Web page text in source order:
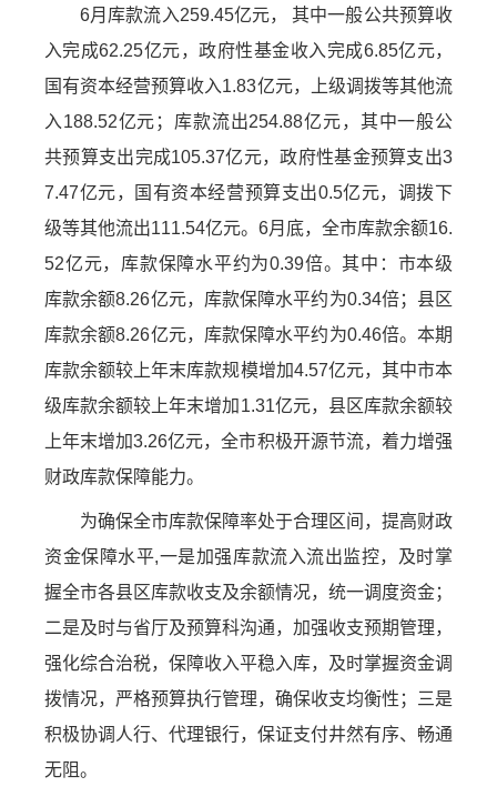
6月库款流入259.45亿元， 其中一般公共预算收
入完成62.25亿元，政府性基金收入完成6.85亿元，
国有资本经营预算收入1.83亿元，上级调拨等其他流
入188.52亿元；库款流出254.88亿元，其中一般公
共预算支出完成105.37亿元，政府性基金预算支出3
7.47亿元，国有资本经营预算支出0.5亿元，调拨下
级等其他流出111.54亿元。6月底，全市库款余额16.
52亿元，库款保障水平约为0.39倍。其中：市本级
库款余额8.26亿元，库款保障水平约为0.34倍；县区
库款余额8.26亿元，库款保障水平约为0.46倍。本期
库款余额较上年末库款规模增加4.57亿元，其中市本
级库款余额较上年末增加1.31亿元，县区库款余额较
上年末增加3.26亿元，全市积极开源节流，着力增强
财政库款保障能力。
为确保全市库款保障率处于合理区间，提高财政
资金保障水平,一是加强库款流入流出监控，及时掌
握全市各县区库款收支及余额情况，统一调度资金；
二是及时与省厅及预算科沟通，加强收支预期管理，
强化综合治税，保障收入平稳入库，及时掌握资金调
拨情况，严格预算执行管理，确保收支均衡性；三是
积极协调人行、代理银行，保证支付井然有序、畅通
无阻。